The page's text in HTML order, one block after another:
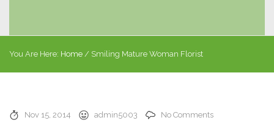
You Are Here: Home / Smiling Mature Woman Florist
Nov 15, 2014 admin5003
No Comments